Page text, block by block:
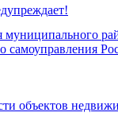
муниципального
самоуправления
объектов